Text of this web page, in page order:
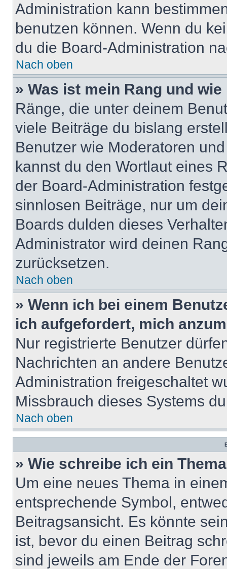
Administration kann
benutzen können. Wenn du
du die Board-Administration
Nach oben
» Was ist mein Rang und
Ränge, die unter deinem
viele Beiträge du bislang
Benutzer wie Moderatoren
kannst du den Wortlaut eines
der Board-Administration
sinnlosen Beiträge, nur um
Boards dulden dieses
Administrator wird deinen
zurücksetzen.
Nach oben
» Wenn ich bei einem
ich aufgefordert, mich
Nur registrierte Benutzer
Nachrichten an andere
Administration freigeschaltet
Missbrauch dieses Systems
Nach oben
» Wie schreibe ich ein
Um eine neues Thema in
entsprechende Symbol,
Beitragsansicht. Es könnte
ist, bevor du einen Beitrag
sind jeweils am Ende der